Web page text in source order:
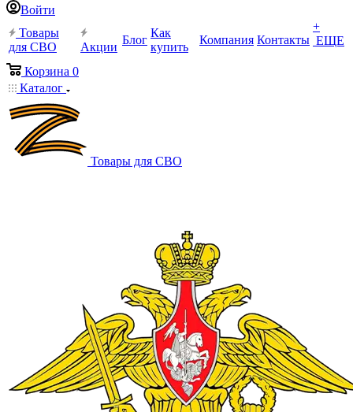
Войти
Товары
для СВО
Акции
Блог
Как
купить
Компания Контакты
+
ЕЩЕ
Корзина 0
Каталог
Товары для СВО